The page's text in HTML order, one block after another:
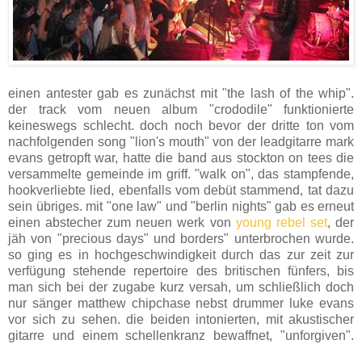
einen antester gab es zunächst mit "the lash of the whip".
der track vom neuen album "crododile" funktionierte
keineswegs schlecht. doch noch bevor der dritte ton vom
nachfolgenden song "lion's mouth" von der leadgitarre mark
evans getropft war, hatte die band aus stockton on tees die
versammelte gemeinde im griff. "walk on", das stampfende,
hookverliebte lied, ebenfalls vom debüt stammend, tat dazu
sein übriges. mit "one law" und "berlin nights" gab es erneut
einen abstecher zum neuen werk von young rebel set, der
jäh von "precious days" und borders" unterbrochen wurde.
so ging es in hochgeschwindigkeit durch das zur zeit zur
verfügung stehende repertoire des britischen fünfers, bis
man sich bei der zugabe kurz versah, um schließlich doch
nur sänger matthew chipchase nebst drummer luke evans
vor sich zu sehen. die beiden intonierten, mit akustischer
gitarre und einem schellenkranz bewaffnet, "unforgiven".